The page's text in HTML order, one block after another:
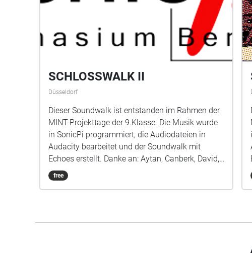
SCHLOSSWALK II
Düsseldorf
Dieser Soundwalk ist entstanden im Rahmen der
MINT-Projekttage der 9.Klasse. Die Musik wurde
in SonicPi programmiert, die Audiodateien in
Audacity bearbeitet und der Soundwalk mit
Echoes erstellt. Danke an: Aytan, Canberk, David,
Egor, Ibrahim, Jan, Joshan, Lisa, Mykhailo,
Nastia, Nizar, Sofiia, Tim!
free